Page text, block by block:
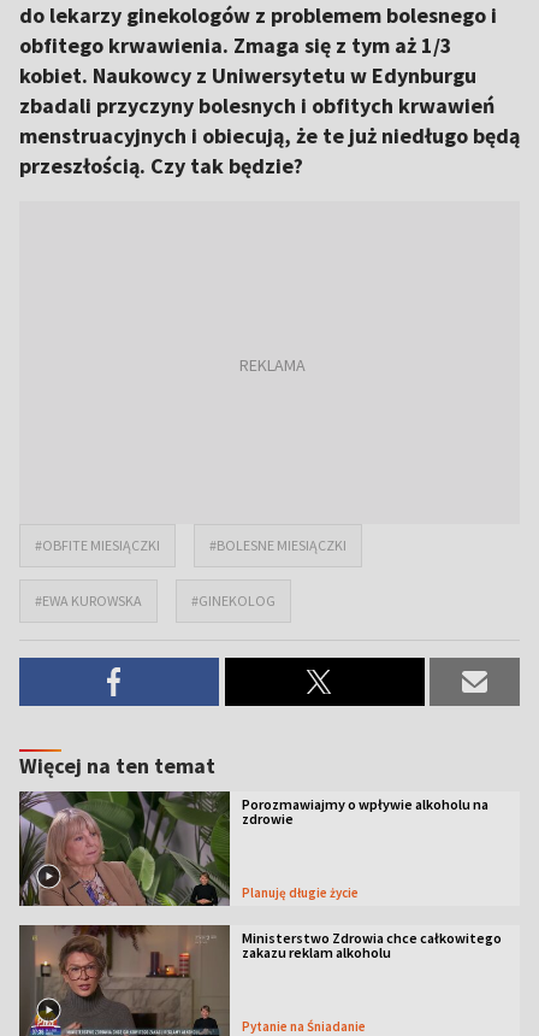
do lekarzy ginekologów z problemem bolesnego i
obfitego krwawienia. Zmaga się z tym aż 1/3
kobiet. Naukowcy z Uniwersytetu w Edynburgu
zbadali przyczyny bolesnych i obfitych krwawień
menstruacyjnych i obiecują, że te już niedługo będą
przeszłością. Czy tak będzie?
#OBFITE MIESIĄCZKI #BOLESNE MIESIĄCZKI
#EWA KUROWSKA #GINEKOLOG
Więcej na ten temat
Porozmawiajmy o wpływie alkoholu na
zdrowie
Planuję długie życie
Ministerstwo Zdrowia chce całkowitego
zakazu reklam alkoholu
Pytanie na Śniadanie